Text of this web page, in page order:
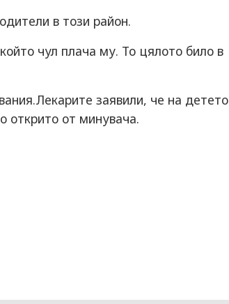
в този район.
чул плача му. То цялото било в
заявили, че на детето
открито от минувача.